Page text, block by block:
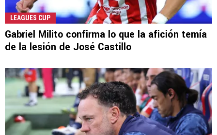
LEAGUES CUP
Gabriel Milito confirma lo que la afición temía
de la lesión de José Castillo